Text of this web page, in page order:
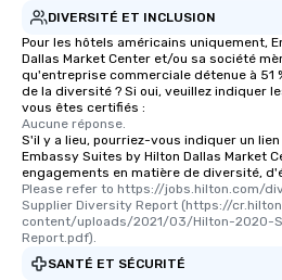
DIVERSITÉ ET INCLUSION
Pour les hôtels américains uniquement,
Dallas Market Center et/ou sa société
qu'entreprise commerciale détenue à 51
de la diversité ? Si oui, veuillez indiquer
vous êtes certifiés :
Aucune réponse.
S'il y a lieu, pourriez-vous indiquer un
Embassy Suites by Hilton Dallas Market
engagements en matière de diversité,
Please refer to https://jobs.hilton.com/
Supplier Diversity Report (https://
content/uploads/2021/03/Hilton-2020-
Report.pdf).
SANTÉ ET SÉCURITÉ